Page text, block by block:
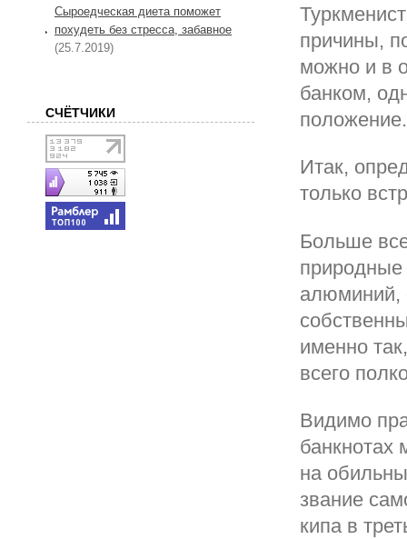
причины,
можно и в
банком,
Итак,
только
Больше
природные
алюминий,
именно
всего
Видимо
банкнотах
на
звание
кипа в
Сыроедческая диета поможет
похудеть без стресса, забавное
(25.7.2019)
СЧЁТЧИКИ